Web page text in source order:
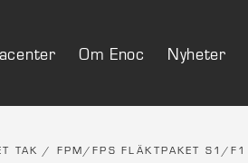
Om Enoc Nyheter
TAK / FPM/FPS FLÄKTPAKET S1/F1